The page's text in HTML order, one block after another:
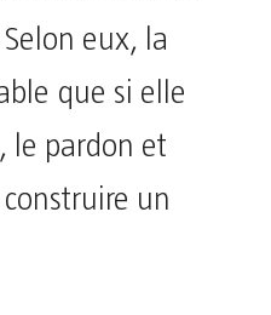
eux, la
que si elle
le pardon et
un